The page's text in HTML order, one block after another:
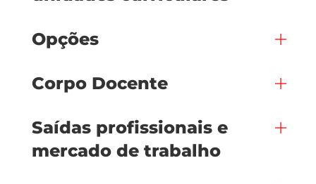
Opções
Corpo Docente
Saídas profissionais e
mercado de trabalho